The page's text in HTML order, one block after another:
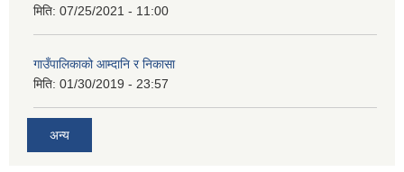
मिति: 07/25/2021 - 11:00
गाउँपालिकाको आम्दानि र निकासा
मिति: 01/30/2019 - 23:57
अन्य